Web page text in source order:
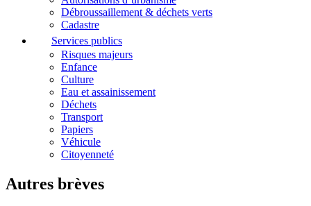
Débroussaillement & déchets verts
Cadastre
Services publics
Risques majeurs
Enfance
Culture
Eau et assainissement
Déchets
Transport
Papiers
Véhicule
Citoyenneté
Autres brèves